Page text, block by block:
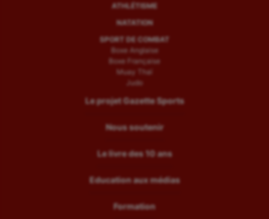
ATHLÉTISME
NATATION
SPORT DE COMBAT
Boxe Anglaise
Boxe Française
Muay Thaï
Judo
Le projet Gazette Sports
Nous soutenir
Le livre des 10 ans
Education aux médias
Formation